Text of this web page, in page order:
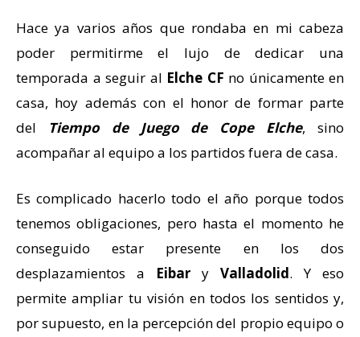
Hace ya varios años que rondaba en mi cabeza
poder permitirme el lujo de dedicar una
temporada a seguir al Elche CF no únicamente en
casa, hoy además con el honor de formar parte
del
Tiempo de Juego de Cope Elche, sino
acompañar al equipo a los partidos fuera de casa.
Es complicado hacerlo todo el año porque todos
tenemos obligaciones, pero hasta el momento he
conseguido estar presente en los dos
desplazamientos a Eibar y Valladolid. Y eso
permite ampliar tu visión en todos los sentidos y,
por supuesto, en la percepción del propio equipo o